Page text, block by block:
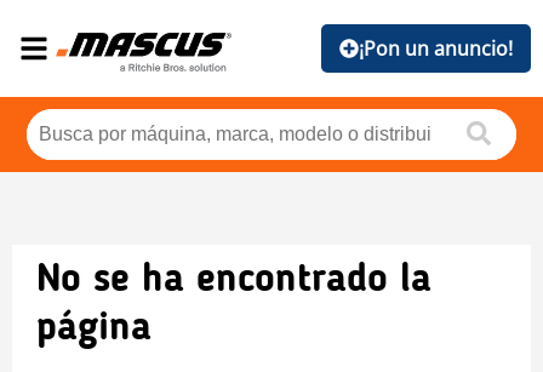
¡Pon un anuncio!
No se ha encontrado la
página